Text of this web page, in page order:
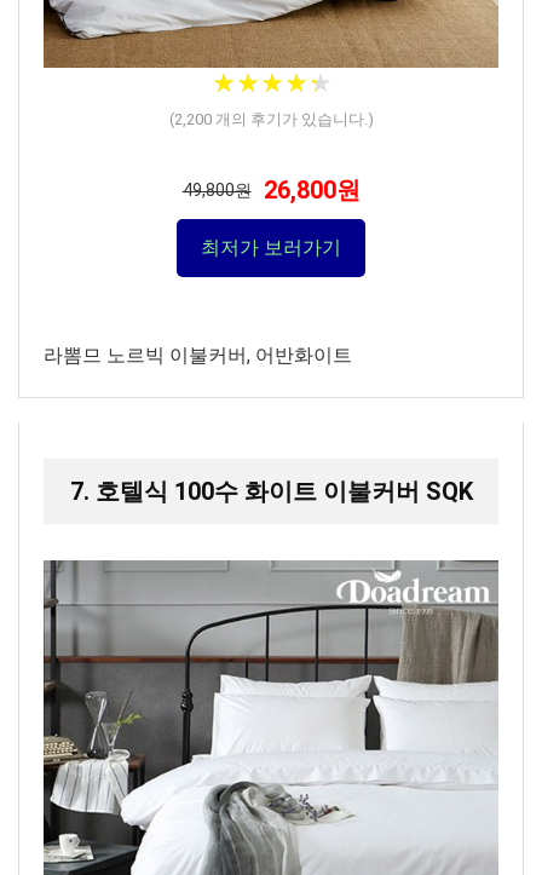
★★★★★
★★★★★
(2,200개의 후기가 있습니다.)
49,800원 26,800원
최저가 보러가기
라뽐므 노르빅 이불커버, 어반화이트
7. 호텔식 100수 화이트 이불커버 SQK